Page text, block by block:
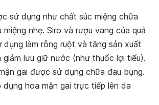
sử dụng như chất súc miệng chữa
nhẹ. Siro và rượu vang của quả
dụng làm rỗng ruột và tăng sản xuất
giảm lưu giữ nước (như thuốc lợi tiểu).
gai được sử dụng chữa đau bụng.
hoa mận gai trực tiếp lên da